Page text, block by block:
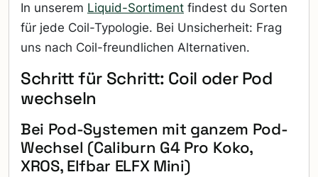
In unserem Liquid-Sortiment findest du Sorten
für jede Coil-Typologie. Bei Unsicherheit: Frag
uns nach Coil-freundlichen Alternativen.
Schritt für Schritt: Coil oder Pod
wechseln
Bei Pod-Systemen mit ganzem Pod-
Wechsel (Caliburn G4 Pro Koko,
XROS, Elfbar ELFX Mini)